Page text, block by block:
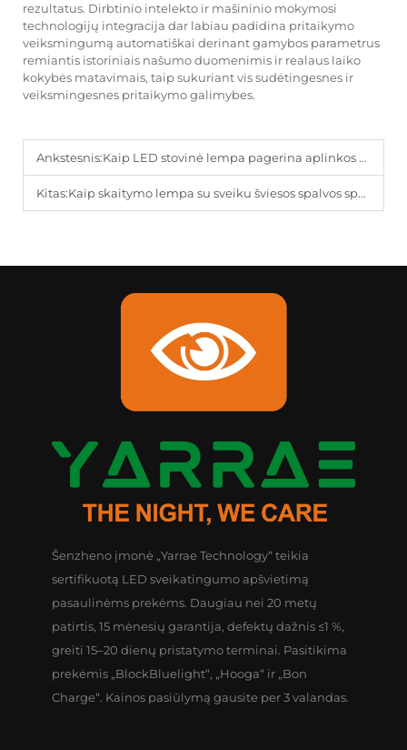
rezultatus. Dirbtinio intelekto ir mašininio mokymosi
technologijų integracija dar labiau padidina pritaikymo
veiksmingumą automatiškai derinant gamybos parametrus
remiantis istoriniais našumo duomenimis ir realaus laiko
kokybės matavimais, taip sukuriant vis sudėtingesnes ir
veiksmingesnes pritaikymo galimybes.
Ankstesnis:Kaip LED stovinė lempa pagerina aplinkos apšvietimą gyvenamųjų patalpų viduje?
Kitas:Kaip skaitymo lempa su sveiku šviesos spalvos spektru pagerina skaitymo komfortą?
Šenzheno įmonė „Yarrae Technology“ teikia
sertifikuotą LED sveikatingumo apšvietimą
pasaulinėms prekėms. Daugiau nei 20 metų
patirtis, 15 mėnesių garantija, defektų dažnis ≤1 %,
greiti 15–20 dienų pristatymo terminai. Pasitikima
prekėmis „BlockBluelight“, „Hooga“ ir „Bon
Charge“. Kainos pasiūlymą gausite per 3 valandas.